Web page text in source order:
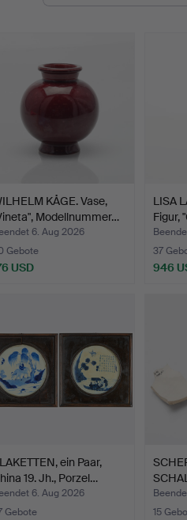
KÅGE. Vase,
Modellnummer…
6. Aug 2026
Gebote
USD
LISA
Figur,
37
946
ein Paar,
19. Jh., Porzel…
6. Aug 2026
Gebote
15